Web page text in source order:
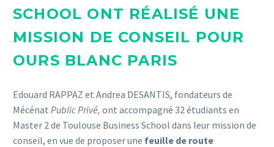
SCHOOL ONT RÉALISÉ UNE
MISSION DE CONSEIL POUR
OURS BLANC PARIS
Edouard RAPPAZ et Andrea DESANTIS, fondateurs de
Mécénat Public Privé, ont accompagné 32 étudiants en
Master 2 de Toulouse Business School dans leur mission de
conseil, en vue de proposer une feuille de route